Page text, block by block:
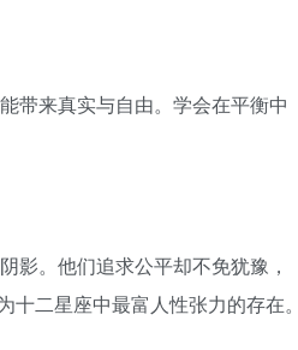
带来真实与自由。学会在平衡中
影。他们追求公平却不免犹豫，
十二星座中最富人性张力的存在